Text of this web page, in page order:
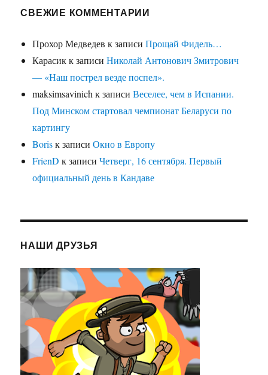
СВЕЖИЕ КОММЕНТАРИИ
Прохор Медведев к записиПрощай Фидель…
Карасикк записиНиколай Антонович Змитрович
— «Наш пострел везде поспел».
maksimsavinich к записиВеселее, чем в Испании.
Под Минском стартовал чемпионат Беларуси по
картингу
Borisк записиОкно в Европу
FrienD к записиЧетверг, 16 сентября. Первый
официальный день в Кандаве
НАШИ ДРУЗЬЯ